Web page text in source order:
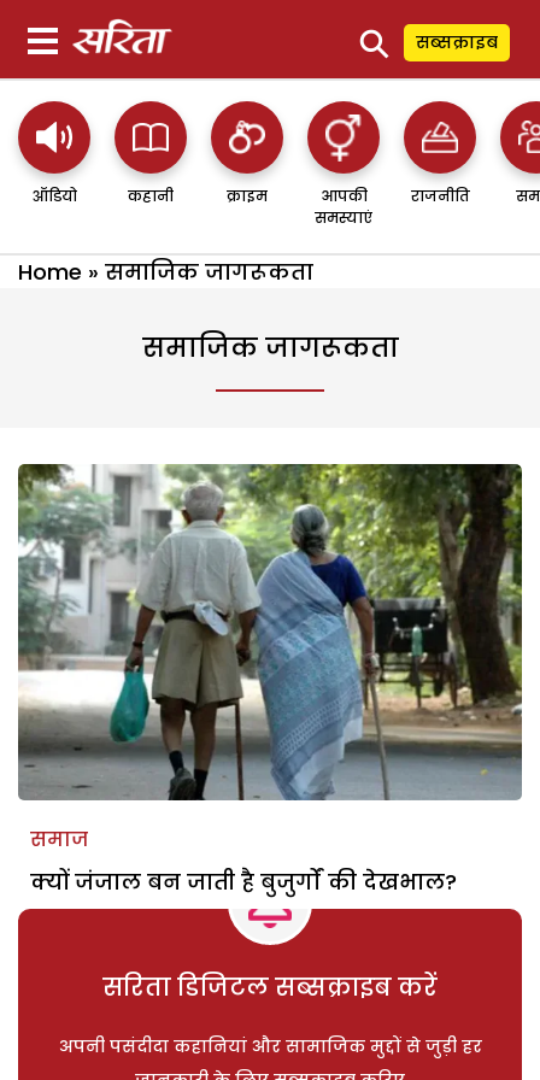
⚲ सब्सक्राइब
ऑडियो कहानी क्राइम
आपकी
समस्याएं
राजनीति
Home » समाजिक जागरूकता
समाजिक जागरूकता
समाज
क्यों जंजाल बन जाती है बुजुर्गों की देखभाल?
सरिता डिजिटल सब्सक्राइब करें
अपनी पसंदीदा कहानियां और सामाजिक मुद्दों से जुड़ी हर